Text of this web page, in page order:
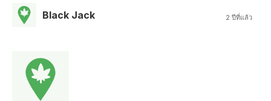
Black Jack 2 ปีที่แล้ว